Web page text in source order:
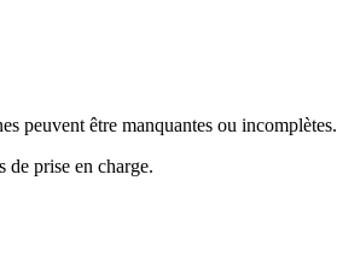
peuvent être manquantes ou incomplètes.
de prise en charge.